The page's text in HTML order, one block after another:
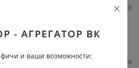
Пожаловаться
, вдоль междугородней трассы
назад Пожаловаться
- АГРЕГАТОР ВК
и ваши возможности: